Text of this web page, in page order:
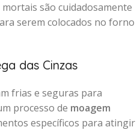
são cuidadosamente
serem colocados no forno
das Cinzas
frias e seguras para
processo de moagem
específicos para atingir